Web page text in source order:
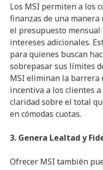
Los MSI permiten a los
finanzas de una
el presupuesto
intereses adicionales.
para quienes buscan
sobrepasar sus límites
MSI eliminan la barrera
incentiva a los clientes
claridad sobre el total
en cómodas cuotas.
3. Genera Lealtad y
Ofrecer MSI también